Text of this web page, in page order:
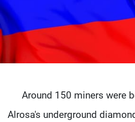
Around 150 miners were
Alrosa's underground
تواصل معنا
سياسة الخصوصية